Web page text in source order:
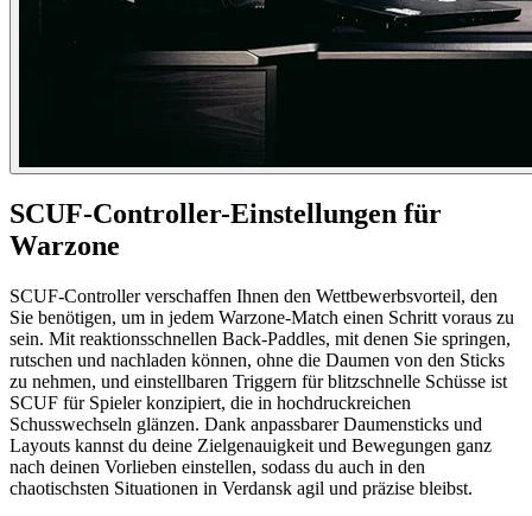
SCUF-Controller-Einstellungen für
Warzone
SCUF-Controller verschaffen Ihnen den Wettbewerbsvorteil, den
Sie benötigen, um in jedem Warzone-Match einen Schritt voraus zu
sein. Mit reaktionsschnellen Back-Paddles, mit denen Sie springen,
rutschen und nachladen können, ohne die Daumen von den Sticks
zu nehmen, und einstellbaren Triggern für blitzschnelle Schüsse ist
SCUF für Spieler konzipiert, die in hochdruckreichen
Schusswechseln glänzen. Dank anpassbarer Daumensticks und
Layouts kannst du deine Zielgenauigkeit und Bewegungen ganz
nach deinen Vorlieben einstellen, sodass du auch in den
chaotischsten Situationen in Verdansk agil und präzise bleibst.